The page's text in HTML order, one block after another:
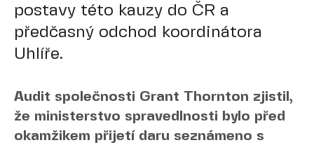
postavy této kauzy do ČR a
předčasný odchod koordinátora
Uhlíře.
Audit společnosti Grant Thornton zjistil,
že ministerstvo spravedlnosti bylo před
okamžikem přijetí daru seznámeno s